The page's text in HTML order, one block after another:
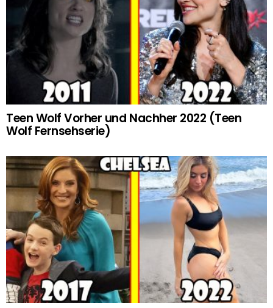
Teen Wolf Vorher und Nachher 2022 (Teen
Wolf Fernsehserie)